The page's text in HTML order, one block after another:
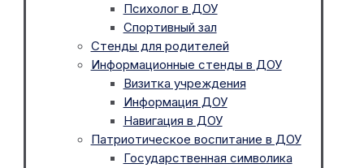
Психолог в ДОУ
Спортивный зал
Стенды для родителей
Информационные стенды в ДОУ
Визитка учреждения
Информация ДОУ
Навигация в ДОУ
Патриотическое воспитание в ДОУ
Государственная символика